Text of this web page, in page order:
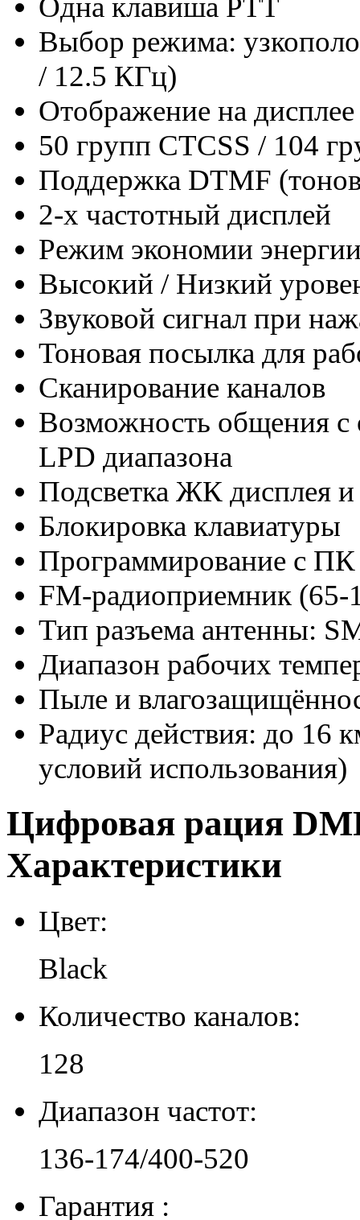
Одна клавиша PTT
Выбор режима:
/ 12.5 КГц)
Отображение на
50 групп CTСSS / 104
Поддержка DTMF
2-х частотный дисплей
Режим экономии
Высокий / Низкий
Звуковой сигнал при
Тоновая посылка для
Сканирование каналов
Возможность общения
LPD диапазона
Подсветка ЖК дисплея и
Блокировка клавиатуры
Программирование с ПК
FM-радиоприемник
Тип разъема антенны:
Диапазон рабочих
Пыле и
Радиус действия: до 16
условий использования)
Цифровая рация
Характеристики
Цвет:
Black
Количество каналов:
128
Диапазон частот:
136-174/400-520
Гарантия :